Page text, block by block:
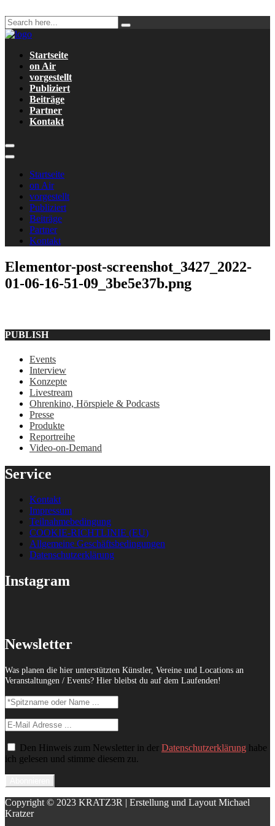
Startseite
on Air
vorgestellt
Publiziert
Beiträge
Partner
Kontakt
Startseite
on Air
vorgestellt
Publiziert
Beiträge
Partner
Kontakt
Elementor-post-screenshot_3427_2022-
01-06-16-51-09_3be5e37b.png
PUBLISH
Events
Interview
Konzepte
Livestream
Ohrenkino, Hörspiele & Podcasts
Presse
Produkte
Reportreihe
Video-on-Demand
Service
Kontakt
Impressum
Teilnahmebedingung
COOKIE-RICHTLINIE (EU)
Allgemeine Geschäftsbedingungen
Datenschutzerklärung
Instagram
Newsletter
Was planen die hier unterstützten Künstler, Vereine und Locations an
Veranstaltungen / Events? Hier bleibst du auf dem Laufenden!
Den Hinweis zum Newsletter in der Datenschutzerklärung habe
ich gelesen und stimme diesem zu.
Copyright © 2023 KRATZ3R | Erstellung und Layout Michael
Kratzer